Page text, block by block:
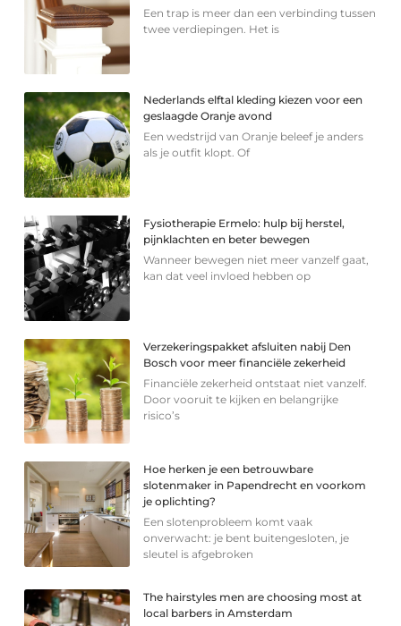
Een trap is meer dan een verbinding tussen
twee verdiepingen. Het is
Nederlands elftal kleding kiezen voor een
geslaagde Oranje avond
Een wedstrijd van Oranje beleef je anders
als je outfit klopt. Of
Fysiotherapie Ermelo: hulp bij herstel,
pijnklachten en beter bewegen
Wanneer bewegen niet meer vanzelf gaat,
kan dat veel invloed hebben op
Verzekeringspakket afsluiten nabij Den
Bosch voor meer financiële zekerheid
Financiële zekerheid ontstaat niet vanzelf.
Door vooruit te kijken en belangrijke
risico’s
Hoe herken je een betrouwbare
slotenmaker in Papendrecht en voorkom
je oplichting?
Een slotenprobleem komt vaak
onverwacht: je bent buitengesloten, je
sleutel is afgebroken
The hairstyles men are choosing most at
local barbers in Amsterdam